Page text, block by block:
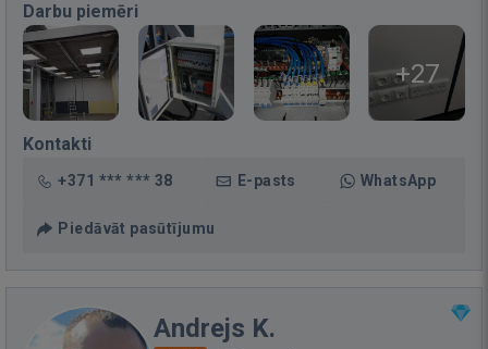
Darbu piemēri
+27
Kontakti
+371 *** *** 38 E-pasts WhatsApp
Piedāvāt pasūtījumu
Andrejs K.